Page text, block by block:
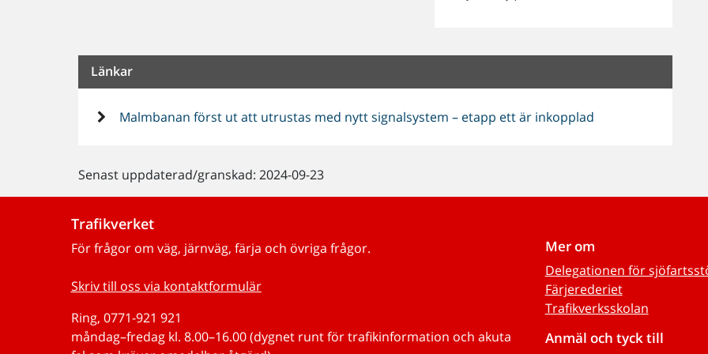
Länkar
Malmbanan först ut att utrustas med nytt signalsystem – etapp ett är inkopplad
Senast uppdaterad/granskad: 2024-09-23
Trafikverket
För frågor om väg, järnväg, färja och övriga frågor.
Skriv till oss via kontaktformulär
Ring, 0771-921 921
måndag–fredag kl. 8.00–16.00 (dygnet runt för trafikinformation och akuta
Mer om
Delegationen för
Färjerederiet
Trafikverksskolan
Anmäl och tyck till